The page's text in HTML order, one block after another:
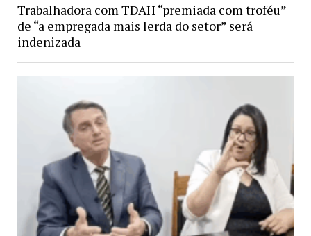
Trabalhadora com TDAH “premiada com troféu”
de “a empregada mais lerda do setor” será
indenizada